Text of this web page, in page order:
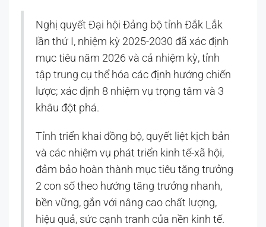
Nghị quyết Đại hội Đảng bộ tỉnh Đắk Lắk
lần thứ I, nhiệm kỳ 2025-2030 đã xác định
mục tiêu năm 2026 và cả nhiệm kỳ, tỉnh
tập trung cụ thể hóa các định hướng chiến
lược; xác định 8 nhiệm vụ trọng tâm và 3
khâu đột phá.
Tỉnh triển khai đồng bộ, quyết liệt kịch bản
và các nhiệm vụ phát triển kinh tế-xã hội,
đảm bảo hoàn thành mục tiêu tăng trưởng
2 con số theo hướng tăng trưởng nhanh,
bền vững, gắn với nâng cao chất lượng,
hiệu quả, sức cạnh tranh của nền kinh tế.